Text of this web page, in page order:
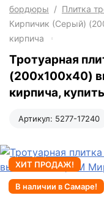
бордюры / Плитка
Кирпичик (Серый)
кирпича
Тротуарная
(200х100x40)
кирпича,
Артикул: 5277-17240
ХИТ ПРОДАЖ!
В наличии в Самаре!